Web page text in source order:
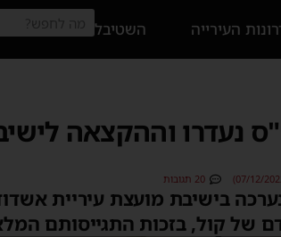
העירייה השטיבל
נעדרו וההקצאה
20 תגובות
בישיבת מועצת עיריית
של קול, בזכות התגייסותם